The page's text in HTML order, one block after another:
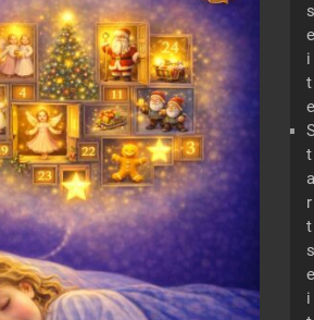
s
e
i
t
e
t
a
r
t
s
e
i